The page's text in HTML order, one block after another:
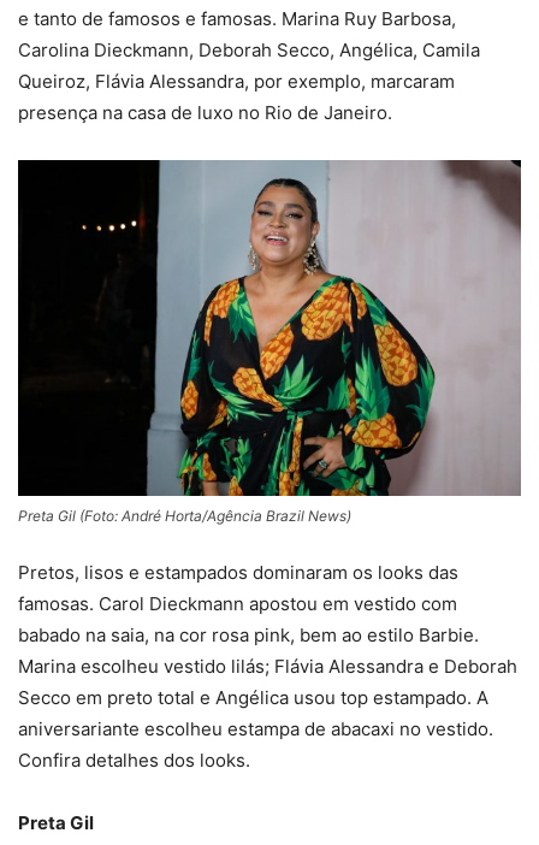
e tanto de famosos e famosas. Marina Ruy Barbosa,
Carolina Dieckmann, Deborah Secco, Angélica, Camila
Queiroz, Flávia Alessandra, por exemplo, marcaram
presença na casa de luxo no Rio de Janeiro.
Preta Gil (Foto: André Horta/Agência Brazil News)
Pretos, lisos e estampados dominaram os looks das
famosas. Carol Dieckmann apostou em vestido com
babado na saia, na cor rosa pink, bem ao estilo Barbie.
Marina escolheu vestido lilás; Flávia Alessandra e Deborah
Secco em preto total e Angélica usou top estampado. A
aniversariante escolheu estampa de abacaxi no vestido.
Confira detalhes dos looks.
Preta Gil